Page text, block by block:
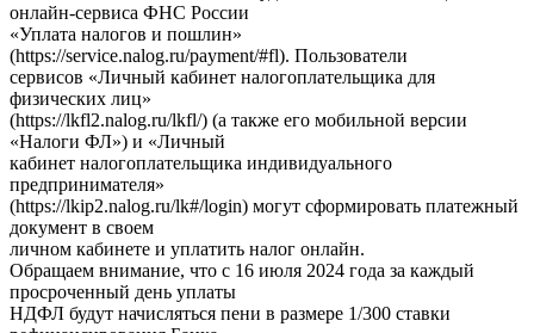
онлайн-сервиса ФНС России
«Уплата налогов и пошлин»
(https://service.nalog.ru/payment/#fl). Пользователи
сервисов «Личный кабинет налогоплательщика для
физических лиц»
(https://lkfl2.nalog.ru/lkfl/) (а также его мобильной версии
«Налоги ФЛ») и «Личный
кабинет налогоплательщика индивидуального
предпринимателя»
(https://lkip2.nalog.ru/lk#/login) могут сформировать платежный
документ в своем
личном кабинете и уплатить налог онлайн.
Обращаем внимание, что с 16 июля 2024 года за каждый
просроченный день уплаты
НДФЛ будут начисляться пени в размере 1/300 ставки